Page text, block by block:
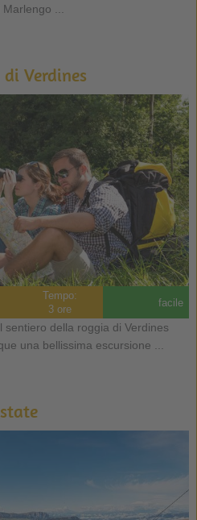
...
Verdines
Tempo:
3 ore
facile
della roggia di Verdines
una bellissima escursione ...